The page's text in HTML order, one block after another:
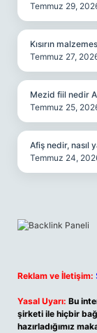
Temmuz 29,
Kısırın
Temmuz 27,
Mezid fiil nedir
Temmuz 25,
Afiş nedir, nasıl
Temmuz 24,
Reklam ve İletişim:
Yasal Uyarı: Bu
şirketi ile hiçbir
hazırladığımız